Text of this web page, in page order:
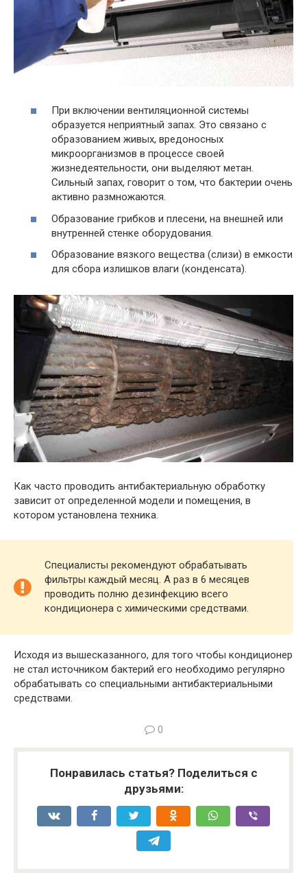
При включении вентиляционной системы
образуется неприятный запах. Это связано с
образованием живых, вредоносных
микроорганизмов в процессе своей
жизнедеятельности, они выделяют метан.
Сильный запах, говорит о том, что бактерии очень
активно размножаются.
Образование грибков и плесени, на внешней или
внутренней стенке оборудования.
Образование вязкого вещества (слизи) в емкости
для сбора излишков влаги (конденсата).
Как часто проводить антибактериальную обработку
зависит от определенной модели и помещения, в
котором установлена техника.
Специалисты рекомендуют обрабатывать
фильтры каждый месяц. А раз в 6 месяцев
проводить полню дезинфекцию всего
кондиционера с химическими средствами.
Исходя из вышесказанного, для того чтобы кондиционер
не стал источником бактерий его необходимо регулярно
обрабатывать со специальными антибактериальными
средствами.
0
Понравилась статья? Поделиться с
друзьями: